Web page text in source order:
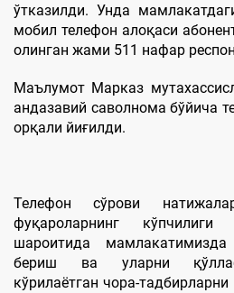
ўтказилди. Унда
мобил телефон алоқаси
олинган жами 511 нафар
Маълумот Марказ
андазавий саволнома бўйича
орқали йиғилди.
Телефон сўрови
фуқароларнинг
шароитида
бериш ва уларни
кўрилаётган чора-